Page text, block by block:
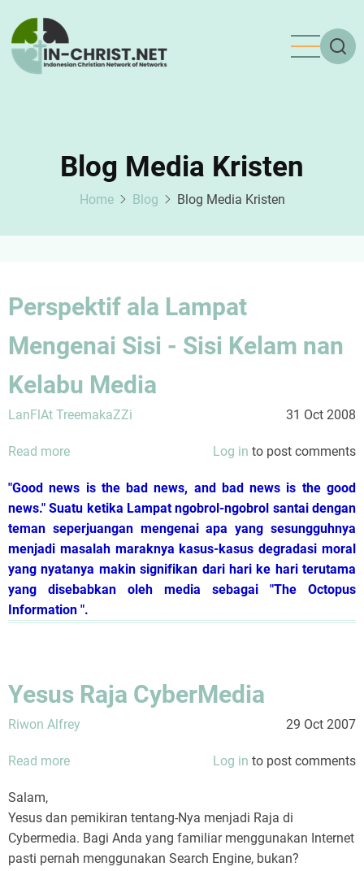
main
content
Blog Media Kristen
Home Blog Blog Media Kristen
Perspektif ala Lampat
Mengenai Sisi - Sisi Kelam nan
Kelabu Media
LanFlAt TreemakaZZi 31 Oct 2008
Read more
ala
Lampat
Mengenai
Sisi
-
Sisi
Kelam
Log in to post comments
"Good news is the bad news, and bad news is the good
news." Suatu ketika Lampat ngobrol-ngobrol santai dengan
teman seperjuangan mengenai apa yang sesungguhnya
menjadi masalah maraknya kasus-kasus degradasi moral
yang nyatanya makin signifikan dari hari ke hari terutama
yang disebabkan oleh media sebagai "The Octopus
Information ".
Yesus Raja CyberMedia
Riwon Alfrey 29 Oct 2007
Read more
CyberMedia
Log in to post comments
Salam,
Yesus dan pemikiran tentang-Nya menjadi Raja di
Cybermedia. Bagi Anda yang familiar menggunakan Internet
pasti pernah menggunakan Search Engine, bukan?